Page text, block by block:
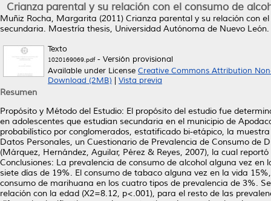
Crianza parental y su relación con el consumo de
Muñiz Rocha, Margarita (2011) Crianza parental y su relación con
secundaria. Maestría thesis, Universidad Autónoma de Nuevo León.
Texto
1020169069.pdf- Versión provisional
Available under License Creative Commons Attribution
Download (2MB)
Vista previa
Resumen
Propósito y Método del Estudio: El propósito del estudio fue
en adolescentes que estudian secundaria en el municipio de
probabilístico por conglomerados, estatificado bi-etápico, la
Datos Personales, un Cuestionario de Prevalencia de Consumo de
(Márquez, Hernández, Aguilar, Pérez & Reyes, 2007), la cual
Conclusiones: La prevalencia de consumo de alcohol alguna vez
siete días de 19%. El consumo de tabaco alguna vez en la vida
consumo de marihuana en los cuatro tipos de prevalencia de 3%.
relación con la edad (X2=8.12, p<.001), para el resto de las